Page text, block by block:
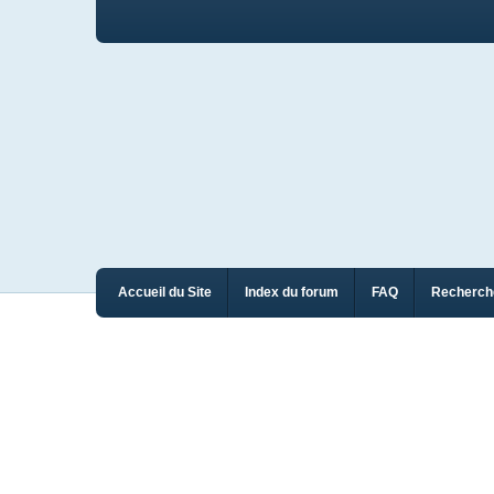
Accueil du Site Index du forum FAQ